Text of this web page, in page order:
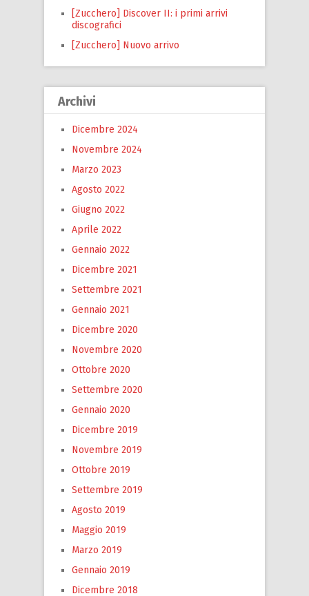
[Zucchero] Discover II: i primi arrivi
discografici
[Zucchero] Nuovo arrivo
Archivi
Dicembre 2024
Novembre 2024
Marzo 2023
Agosto 2022
Giugno 2022
Aprile 2022
Gennaio 2022
Dicembre 2021
Settembre 2021
Gennaio 2021
Dicembre 2020
Novembre 2020
Ottobre 2020
Settembre 2020
Gennaio 2020
Dicembre 2019
Novembre 2019
Ottobre 2019
Settembre 2019
Agosto 2019
Maggio 2019
Marzo 2019
Gennaio 2019
Dicembre 2018